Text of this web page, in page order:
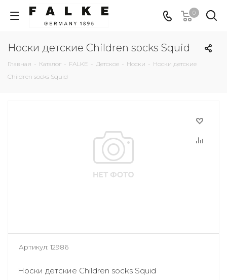
0
Носки детские Children socks Squid
Главная - Каталог - FALKE - Детское - Носки - Носки детские
Children socks Squid
Артикул: 12986
Носки детские Children socks Squid